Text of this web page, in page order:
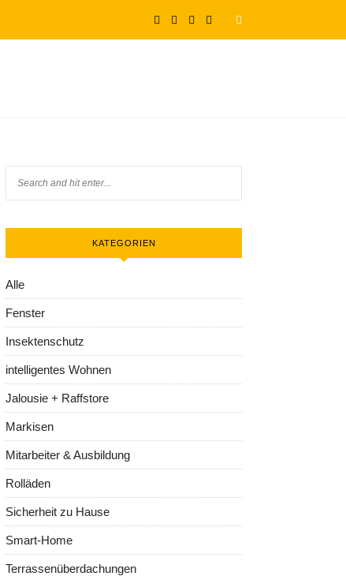
KATEGORIEN
Alle
Fenster
Insektenschutz
intelligentes Wohnen
Jalousie + Raffstore
Markisen
Mitarbeiter & Ausbildung
Rolläden
Sicherheit zu Hause
Smart-Home
Terrassenüberdachungen